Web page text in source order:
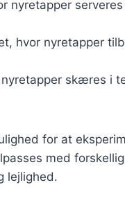
nyretapper
hvor nyretapper
skæres i
for at
med
lejlighed.